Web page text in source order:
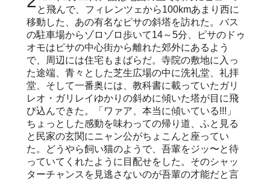
と飛んで、フィレンツェから100kmあまり西に
移動した、あの有名なピサの斜塔を訪れた。バス
の駐車場からゾロゾロ歩いて14～5分、ピサのドゥ
オモはピサの中心街から離れた郊外にあるよう
で、周辺には住宅もまばらだ。寺院の敷地に入っ
た途端、青々とした芝生広場の中に洗礼堂、礼拝
堂、そして一番奥には、教科書に載っていたガリ
レオ・ガリレイゆかりの斜めに傾いた塔が目に飛
び込んできた。「ワァア、本当に傾いている!!!」
ちょっとした感動を味わっての帰り道、ふと見る
と民家の玄関にニャン公がちょこんと座ってい
た。どうやら飼い猫のようで、吾輩をジッ〜と待
っていてくれたように目配せをした。そのシャッ
ターチャンスを見逃さないのが吾輩の才能だと言